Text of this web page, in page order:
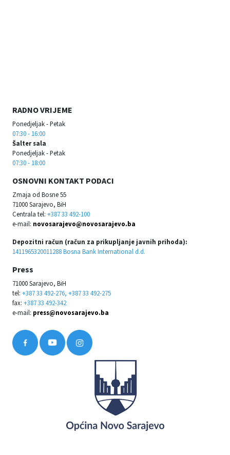
RADNO VRIJEME
Ponedjeljak - Petak
07:30 - 16:00
Šalter sala
Ponedjeljak - Petak
07:30 - 18:00
OSNOVNI KONTAKT PODACI
Zmaja od Bosne 55
71000 Sarajevo, BiH
Centrala tel: +387 33 492-100
e-mail: novosarajevo@novosarajevo.ba
Depozitni račun (račun za prikupljanje javnih prihoda):
1411965320011288 Bosna Bank International d.d.
Press
71000 Sarajevo, BiH
tel: +387 33 492-276, +387 33 492-275
fax: +387 33 492-342
e-mail: press@novosarajevo.ba